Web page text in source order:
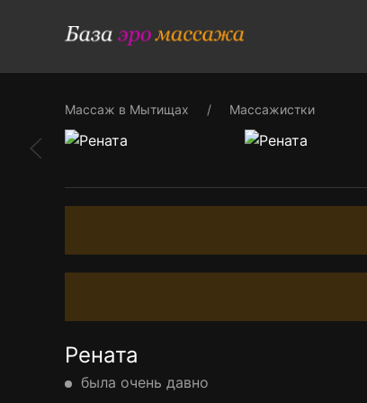
Массаж в Мытищах Массажистки
Рената
была очень давно